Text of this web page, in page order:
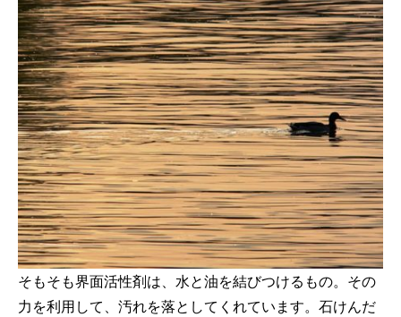
そもそも界面活性剤は、水と油を結びつけるもの。その
力を利用して、汚れを落としてくれています。石けんだ